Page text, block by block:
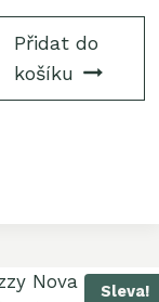
Přidat do
košíku
Sleva!